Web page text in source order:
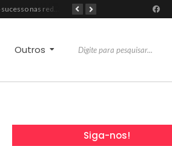
Do sucesso nas redes sociais à revelação no cenário musical, Beniicio Abraão lança “Me Perdeu”
Outros
Siga-nos!